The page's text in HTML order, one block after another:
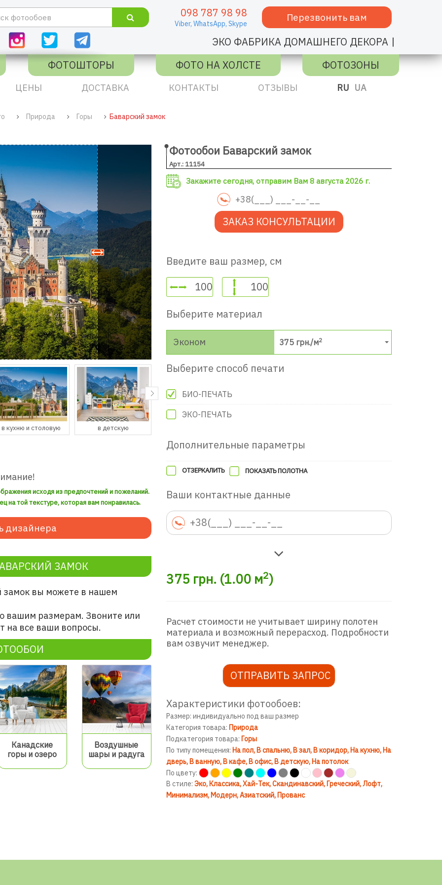
098 787 98 98
Viber, WhatsApp, Skype
Перезвонить вам
ЭКО ФАБРИКА ДОМАШНЕГО ДЕКОРА |
ФОТОШТОРЫ ФОТО НА ХОЛСТЕ ФОТОЗОНЫ
ЦЕНЫ ДОСТАВКА КОНТАКТЫ ОТЗЫВЫ RU UA
Природа Горы Баварский замок
в детскую в гостевую
исходя из предпочтений и пожеланий.
на той текстуре, которая вам понравилась.
дизайнера
ЗАМОК
замок вы можете в нашем
вашим размерам. Звоните или
на все ваши вопросы.
Канадские
горы и озеро
Воздушные
шары и радуга
Фотообои Баварский замок
Арт.: 11154
Закажите сегодня, отправим Вам 8 августа 2026 г.
ЗАКАЗ КОНСУЛЬТАЦИИ
Введите ваш размер, см
Выберите материал
Эконом 375 грн./м2
Выберите способ печати
БИО-ПЕЧАТЬ
ЭКО-ПЕЧАТЬ
Дополнительные параметры
ОТЗЕРКАЛИТЬ ПОКАЗАТЬ ПОЛОТНА
Ваши контактные данные
375 грн. (1.00м2)
Расчет стоимости не учитывает ширину полотен
материала и возможный перерасход. Подробности
вам озвучит менеджер.
ОТПРАВИТЬ ЗАПРОС
Характеристики фотообоев:
Размер: индивидуально под ваш размер
Категория товара: Природа
Подкатегория товара: Горы
По типу помещения: На пол В спальню В зал В коридор На кухню На
дверь В ванную В кафе В офис В детскую На потолок
По цвету:
В стиле: Эко Классика Хай-Тек Скандинавский Греческий Лофт
Минимализм Модерн Азиатский Прованс